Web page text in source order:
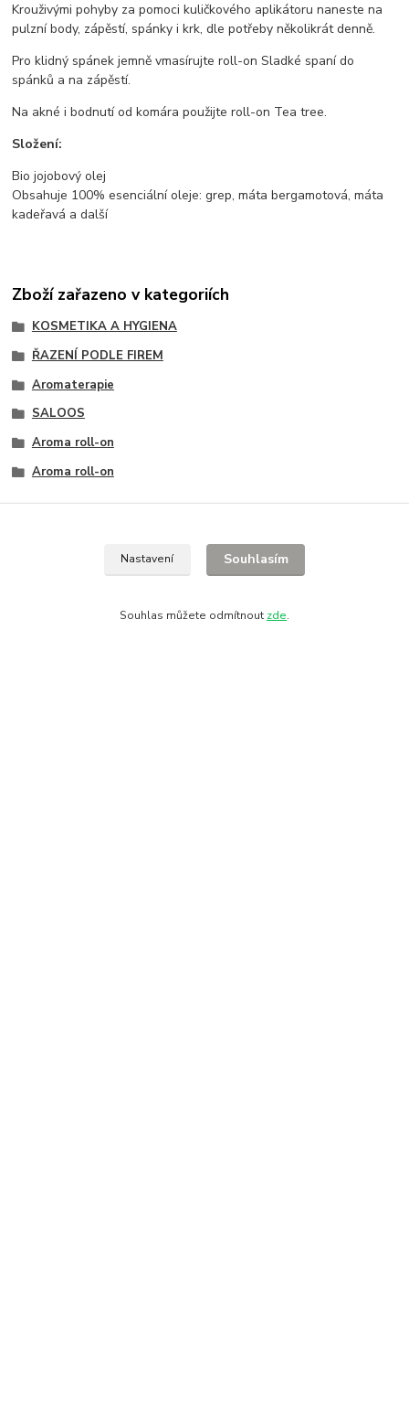
Krouživými pohyby za pomoci kuličkového aplikátoru naneste na
pulzní body, zápěstí, spánky i krk, dle potřeby několikrát denně.
Pro klidný spánek jemně vmasírujte roll-on Sladké spaní do
spánků a na zápěstí.
Na akné i bodnutí od komára použijte roll-on Tea tree.
Složení:
Bio jojobový olej
Obsahuje 100% esenciální oleje: grep, máta bergamotová, máta
kadeřavá a další
Zboží zařazeno v kategoriích
KOSMETIKA A HYGIENA
ŘAZENÍ PODLE FIREM
Aromaterapie
SALOOS
Aroma roll-on
Aroma roll-on
Nastavení Souhlasím
Souhlas můžete odmítnout zde.